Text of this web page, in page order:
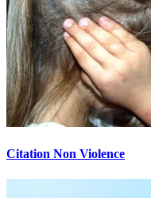
Citation Non Violence